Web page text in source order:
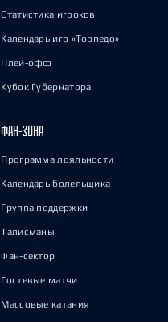
Статистика игроков
Календарь игр «Торпедо»
Плей-офф
Кубок Губернатора
ФАН-ЗОНА
Программа лояльности
Календарь болельщика
Группа поддержки
Талисманы
Фан-сектор
Гостевые матчи
Массовые катания